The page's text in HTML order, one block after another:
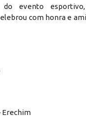
do evento
com honra e
Erechim